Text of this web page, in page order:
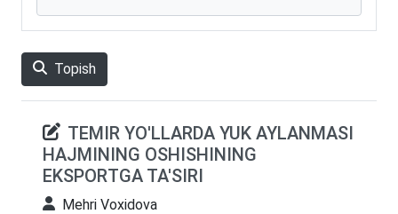
Topish
TEMIR YO'LLARDA YUK AYLANMASI
HAJMINING OSHISHINING
EKSPORTGA TA'SIRI
Mehri Voxidova